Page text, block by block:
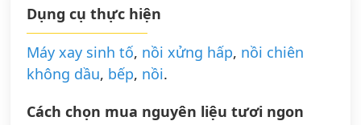
Dụng cụ thực hiện
Máy xay sinh tố, nồi xửng hấp, nồi chiên
không dầu, bếp, nồi.
Cách chọn mua nguyên liệu tươi ngon